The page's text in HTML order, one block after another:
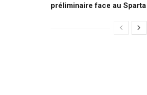
préliminaire face au